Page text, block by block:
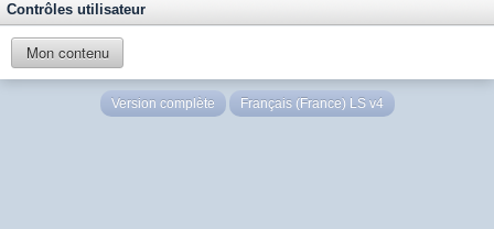
Contrôles utilisateur
Mon contenu
Version complète Français (France) LS v4